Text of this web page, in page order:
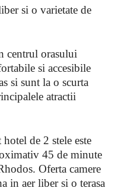
si o varietate de
centrul orasului
si accesibile
si sunt la o scurta
atractii
de 2 stele este
45 de minute
Oferta camere
in aer liber si o terasa